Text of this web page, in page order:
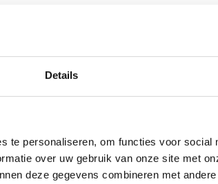
Details
te personaliseren, om functies voor social
over uw gebruik van onze site met
deze gegevens combineren met